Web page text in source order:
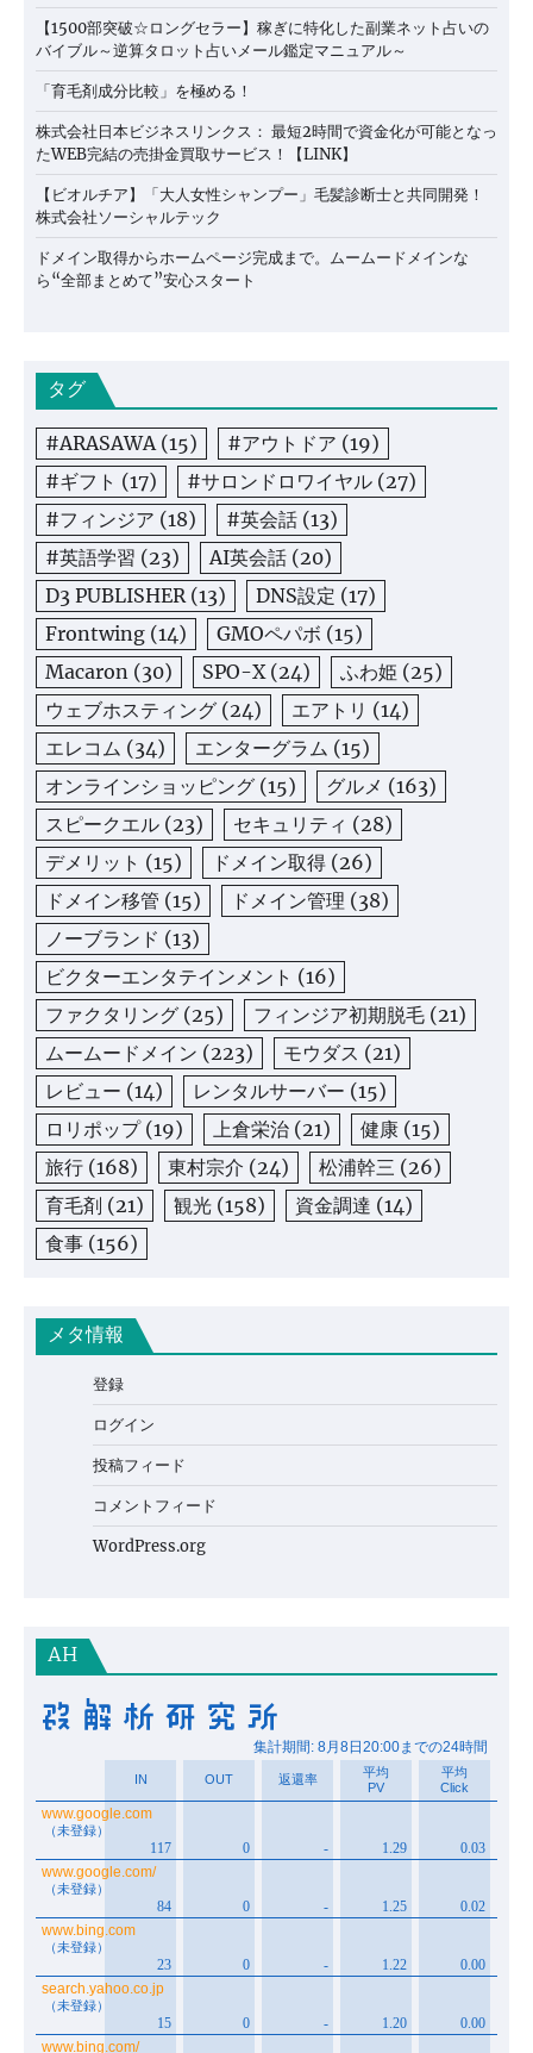
【1500部突破☆ロングセラー】稼ぎに特化した副業ネット占いの
バイブル～逆算タロット占いメール鑑定マニュアル～
「育毛剤成分比較」を極める！
株式会社日本ビジネスリンクス： 最短2時間で資金化が可能となっ
たWEB完結の売掛金買取サービス！【LINK】
【ビオルチア】「大人女性シャンプー」毛髪診断士と共同開発！
株式会社ソーシャルテック
ドメイン取得からホームページ完成まで。ムームードメインな
ら“全部まとめて”安心スタート
タグ
#ARASAWA(15) #アウトドア (19)
#ギフト (17) #サロンドロワイヤル (27)
#フィンジア (18) #英会話 (13)
#英語学習 (23) AI英会話 (20)
D3 PUBLISHER(13) DNS設定 (17)
Frontwing (14) GMOペパボ (15)
Macaron (30) SPO-X(24) ふわ姫 (25)
ウェブホスティング (24) エアトリ (14)
エレコム (34) エンターグラム (15)
オンラインショッピング (15) グルメ (163)
スピークエル (23) セキュリティ (28)
デメリット (15) ドメイン取得 (26)
ドメイン移管 (15) ドメイン管理 (38)
ノーブランド (13)
ビクターエンタテインメント (16)
ファクタリング (25) フィンジア初期脱毛 (21)
ムームードメイン (223) モウダス (21)
レビュー (14) レンタルサーバー (15)
ロリポップ(19) 上倉栄治 (21) 健康 (15)
旅行 (168) 東村宗介 (24) 松浦幹三 (26)
育毛剤 (21) 観光 (158) 資金調達 (14)
食事 (156)
メタ情報
登録
ログイン
投稿フィード
コメントフィード
WordPress.org
AH